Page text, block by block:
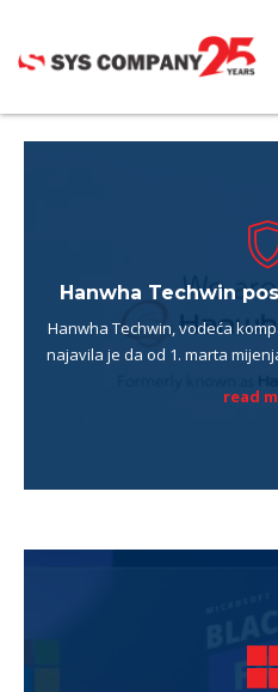
Hanwha Techwin
Hanwha Techwin, vodeća
najavila je da od 1. marta
read